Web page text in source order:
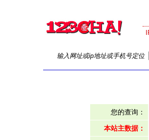
输入网址或ip地址或手机号定位
您的查询：
本站主数据：